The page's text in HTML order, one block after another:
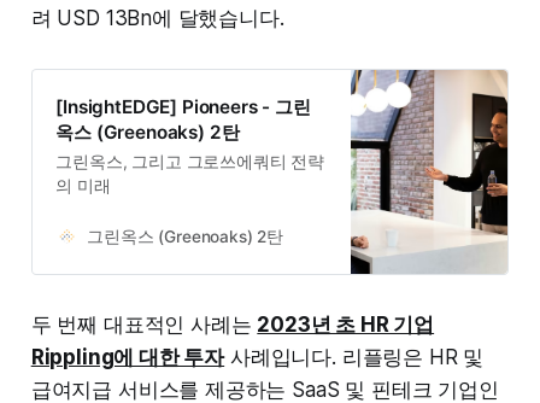
려 USD 13Bn에 달했습니다.
[InsightEDGE] Pioneers - 그린
옥스 (Greenoaks) 2탄
그린옥스, 그리고 그로쓰에쿼티 전략
의 미래
그린옥스 (Greenoaks) 2탄
두 번째 대표적인 사례는 2023년 초 HR 기업
Rippling에 대한 투자사례입니다. 리플링은 HR 및
급여지급 서비스를 제공하는 SaaS 및 핀테크 기업인